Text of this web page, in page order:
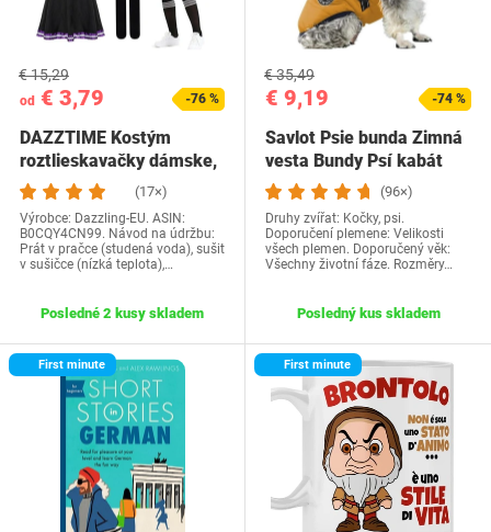
od € 3,79
€ 15,29
-76 %
DAZZTIME Kostým
roztlieskavačky dámske,
kostým…
(17×)
Výrobce: Dazzling-EU. ASIN:
B0CQY4CN99. Návod na údržbu:
Prát v pračce (studená voda), sušit
v sušičce (nízká teplota),…
Posledné 2 kusy skladem
€ 9,19
€ 35,49
-74 %
Savlot Psie bunda Zimná
vesta Bundy Psí kabát
Psí sveter…
(96×)
Druhy zvířat: Kočky, psi.
Doporučení plemene: Velikosti
všech plemen. Doporučený věk:
Všechny životní fáze. Rozměry…
Posledný kus skladem
First minute First minute